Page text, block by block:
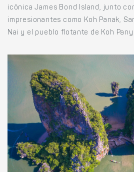
icónica James Bond Island, junto
impresionantes como Koh Panak,
Nai y el pueblo flotante de Koh